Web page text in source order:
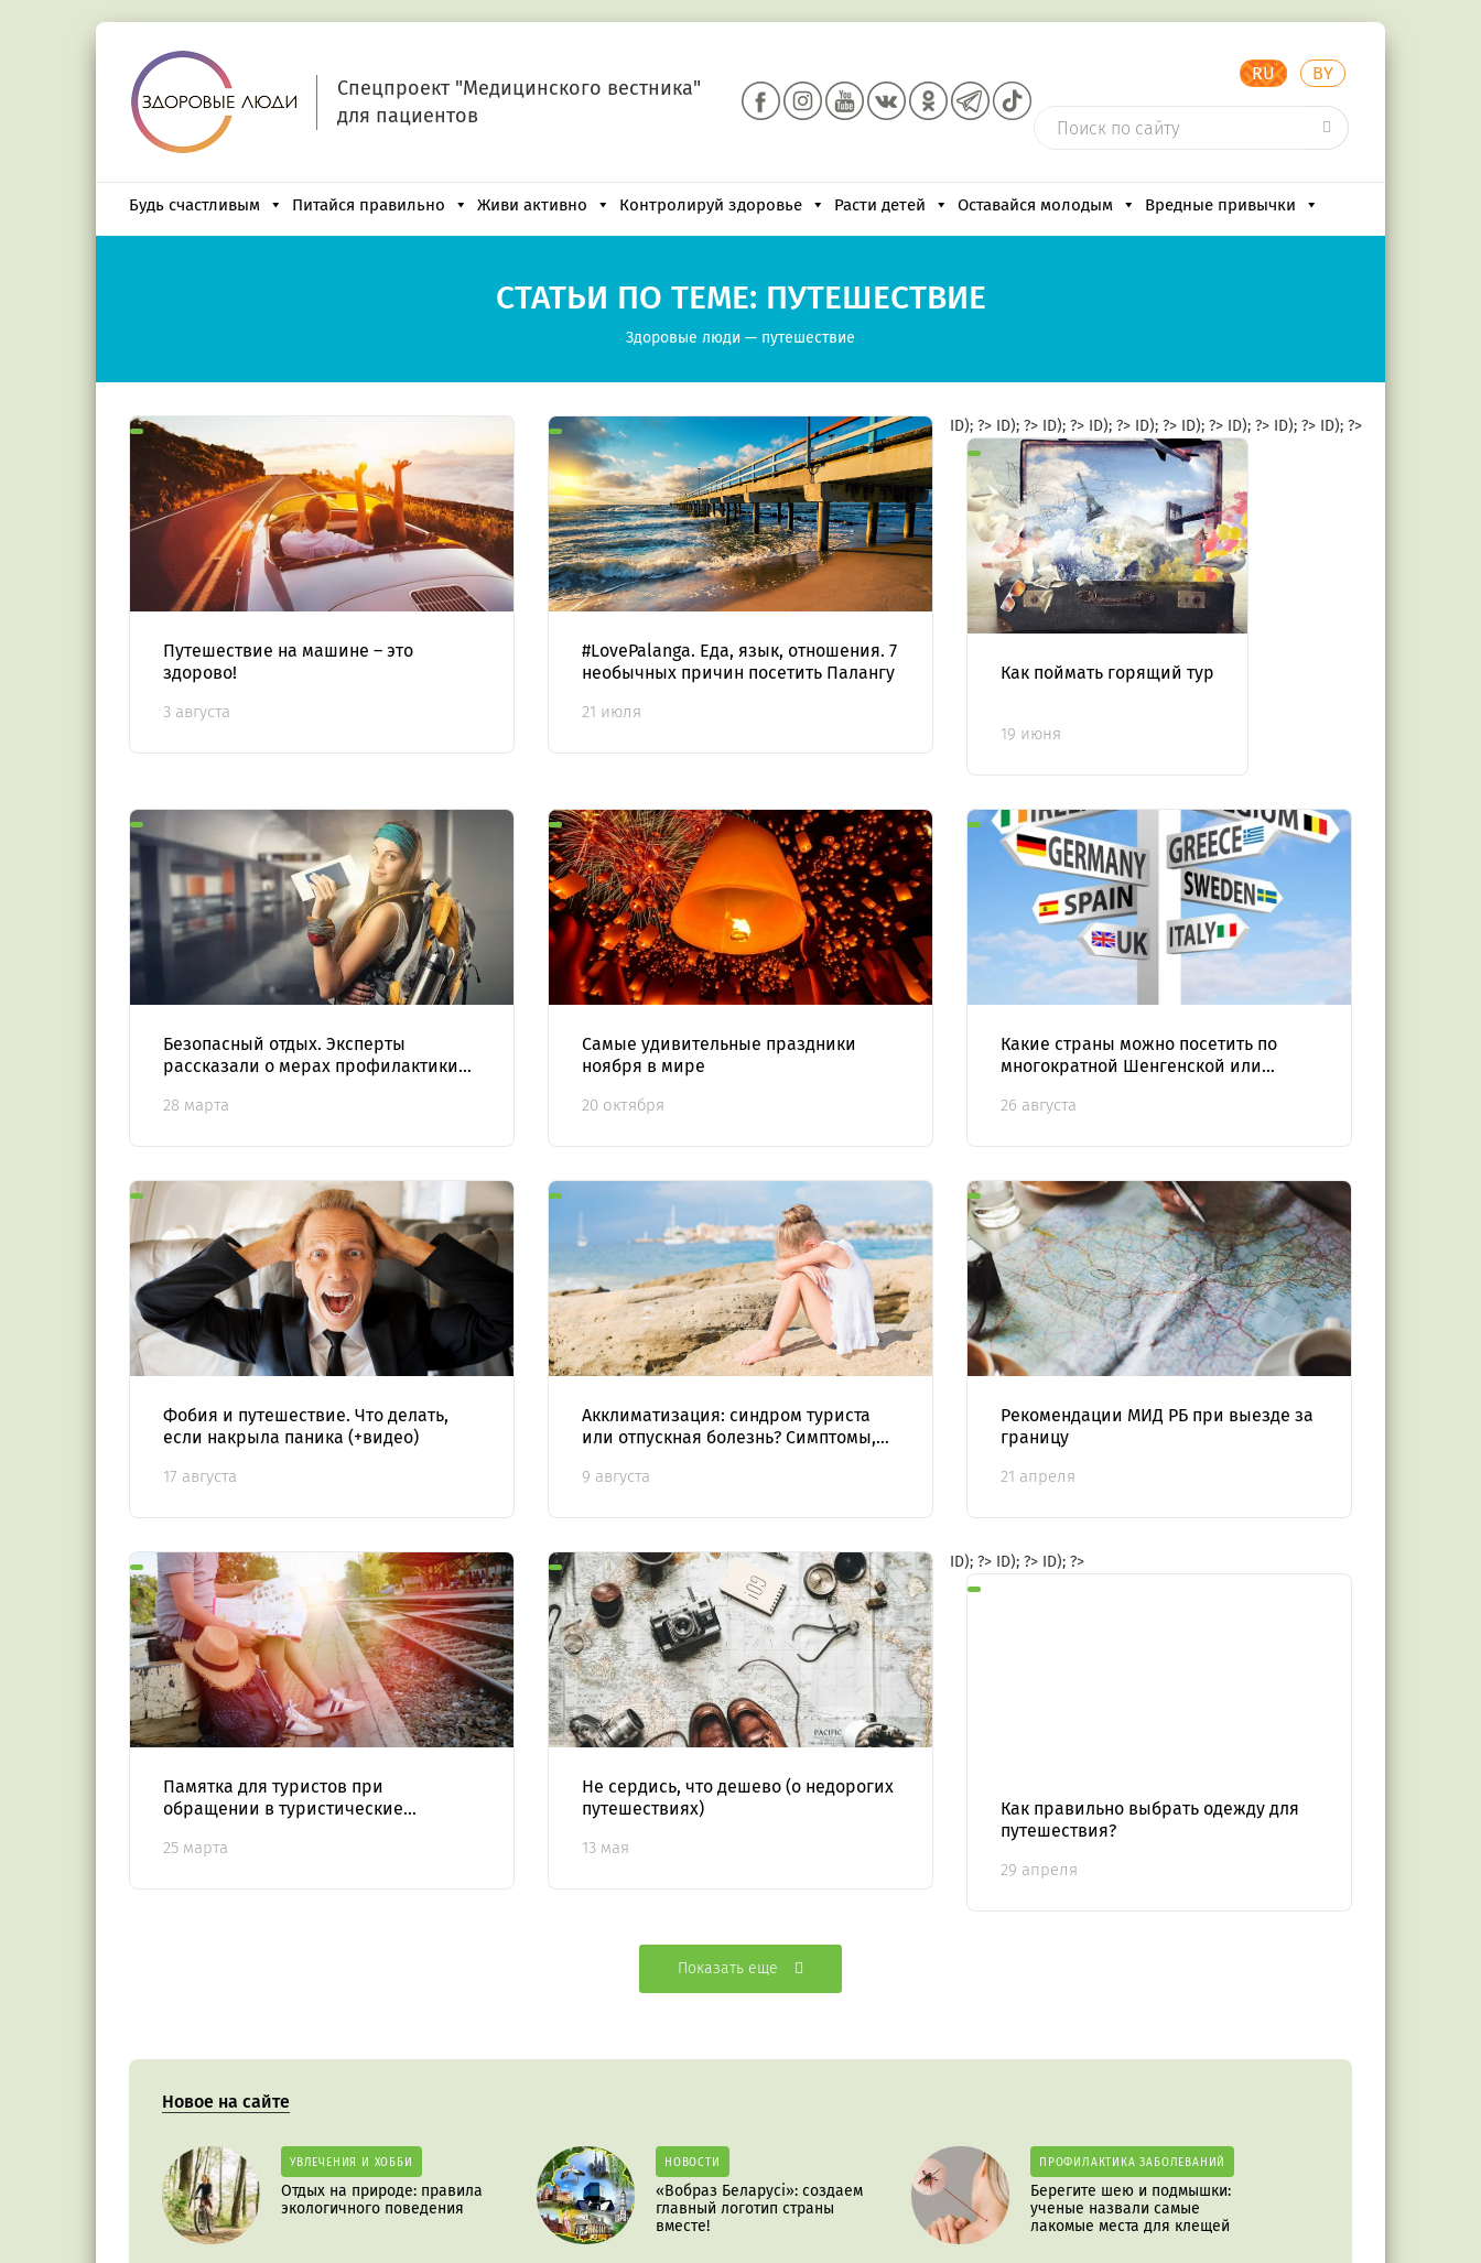
Спецпроект "Медицинского вестника"
для пациентов
RU BY
Будь счастливым Питайся правильно Живи активно Контролируй здоровье Расти детей Оставайся молодым Вредные привычки
СТАТЬИ ПО ТЕМЕ: ПУТЕШЕСТВИЕ
Здоровые люди — путешествие
ID); ?>
Путешествие на машине – это
здорово!
3 августа
ID); ?>
#LovePalanga. Еда, язык, отношения. 7
необычных причин посетить Палангу
21 июля
ID); ?>
Как поймать горящий тур
19 июня
ID); ?>
Безопасный отдых. Эксперты
рассказали о мерах профилактики
28 марта
ID); ?>
Самые удивительные праздники
ноября в мире
20 октября
ID); ?>
Какие страны можно посетить по
многократной Шенгенской или
26 августа
ID); ?>
Фобия и путешествие. Что делать,
если накрыла паника (+видео)
17 августа
ID); ?>
Акклиматизация: синдром туриста
или отпускная болезнь? Симптомы,
9 августа
ID); ?>
Рекомендации МИД РБ при выезде за
границу
21 апреля
ID); ?>
Памятка для туристов при
обращении в туристические
25 марта
ID); ?>
Не сердись, что дешево (о недорогих
путешествиях)
13 мая
ID); ?>
Как правильно выбрать одежду для
путешествия?
29 апреля
Показать еще
Новое на сайте
УВЛЕЧЕНИЯ И ХОББИ
Отдых на природе: правила
экологичного поведения
НОВОСТИ
«Вобраз Беларусі»: создаем
главный логотип страны
вместе!
ПРОФИЛАКТИКА ЗАБОЛЕВАНИЙ
Берегите шею и подмышки:
ученые назвали самые
лакомые места для клещей